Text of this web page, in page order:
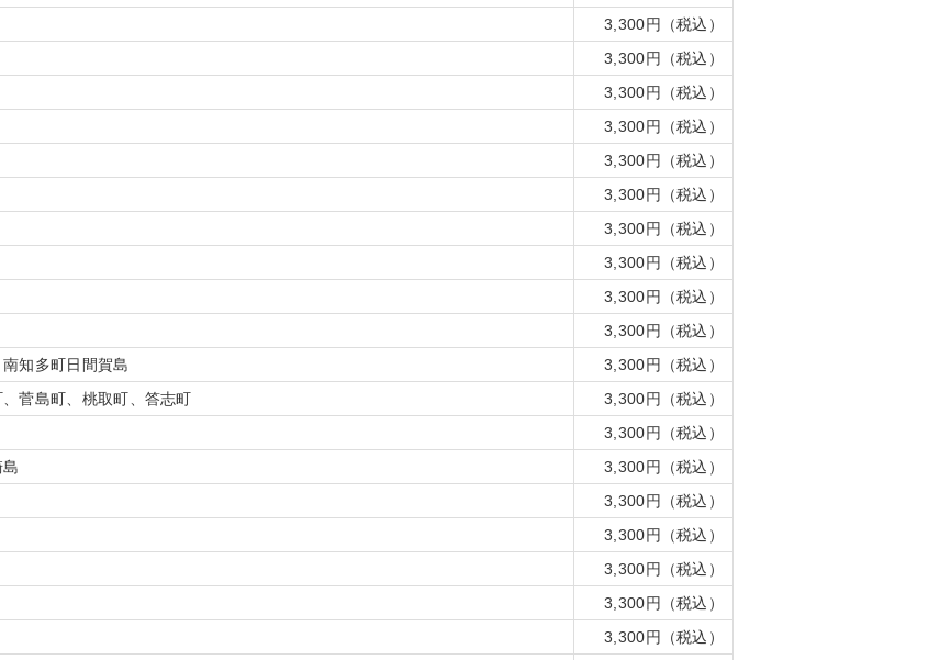
3,300円（税込）
3,300円（税込）
3,300円（税込）
3,300円（税込）
3,300円（税込）
3,300円（税込）
3,300円（税込）
3,300円（税込）
3,300円（税込）
3,300円（税込）
知多町日間賀島
3,300円（税込）
菅島町、桃取町、答志町
3,300円（税込）
3,300円（税込）
3,300円（税込）
3,300円（税込）
3,300円（税込）
3,300円（税込）
3,300円（税込）
3,300円（税込）